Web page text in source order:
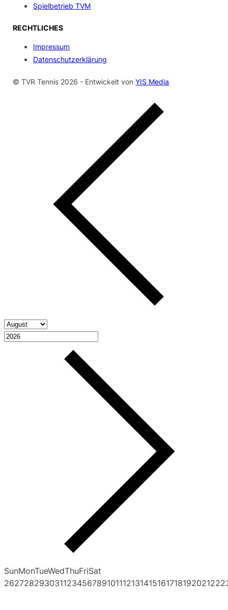
Spielbetrieb TVM
RECHTLICHES
Impressum
Datenschutzerklärung
© TVR Tennis 2026 - Entwickelt vonYIS Media
SunMonTueWedThuFriSat
26272829303112345678910111213141516171819202122